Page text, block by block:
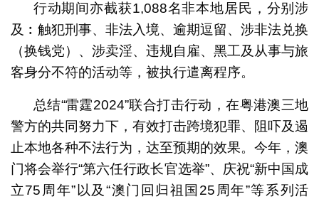
行动期间亦截获1,088名非本地居民，分别涉
及︰触犯刑事、非法入境、逾期逗留、涉非法兑换
（换钱党）、涉卖淫、违规自雇、黑工及从事与旅
客身分不符的活动等，被执行遣离程序。
总结“雷霆2024”联合打击行动，在粤港澳三地
警方的共同努力下，有效打击跨境犯罪、阻吓及遏
止本地各种不法行为，达至预期的效果。今年，澳
门将会举行“第六任行政长官选举”、庆祝“新中国成
立75周年”以及“澳门回归祖国25周年”等系列活